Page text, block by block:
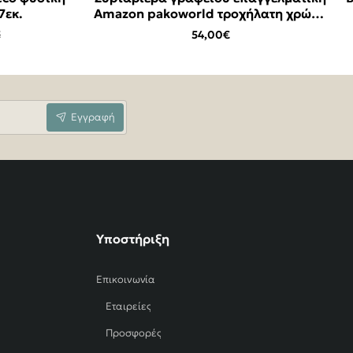
95x15x125
395,00€
Amazon pakoworld τροχήλατη χρώμα
sonoma 39x47x52,5εκ
54,00€
Εγγραφή
Υποστήριξη
Επικοινωνία
Εταιρείες
Προσφορές